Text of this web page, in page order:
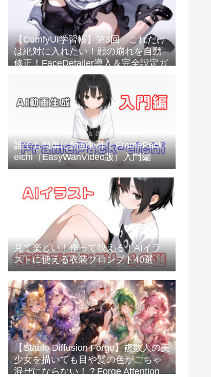
【ComfyUI学習帳】第3回 これだけ
は絶対に入れたい！顔の崩れを自動
修正！FaceDetailer導入＆完全設定ガ
誰でも簡単に動画制作！FramePack-
eichi（EasyWanVideo版）入門編
見て楽しい！作って映える！AIイラ
ストに使える衣装プロンプト40選
【Stable Diffusion Forge】複数人の美
少女を描いても目や髪の色がごちゃ
混ぜにならない！？Forge Attention